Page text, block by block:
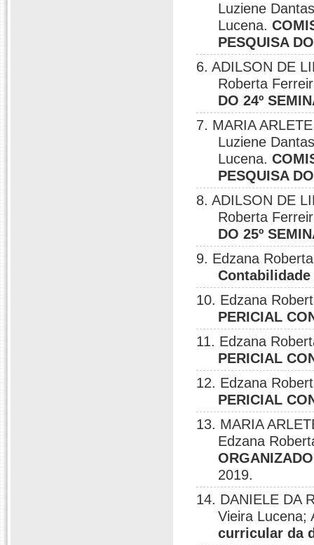
Luziene
Lucena.
PESQUISA
6. ADILSON DE
Roberta
DO 24º
7. MARIA
Luziene
Lucena.
PESQUISA
8. ADILSON DE
Roberta
DO 25º
9. Edzana
Contabilidade
10. Edzana
PERICIAL
11. Edzana
PERICIAL
12. Edzana
PERICIAL
13. MARIA
Edzana
2019.
14. DANIELE DA
Vieira Lucena;
curricular da